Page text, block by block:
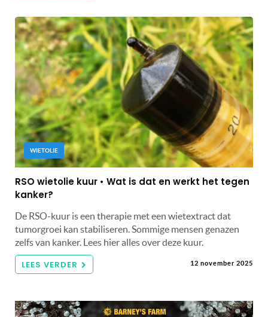
WIETOLIE
RSO wietolie kuur • Wat is dat en werkt het tegen
kanker?
De RSO-kuur is een therapie met een wietextract dat
tumorgroei kan stabiliseren. Sommige mensen genazen
zelfs van kanker. Lees hier alles over deze kuur.
LEES VERDER 12 november 2025